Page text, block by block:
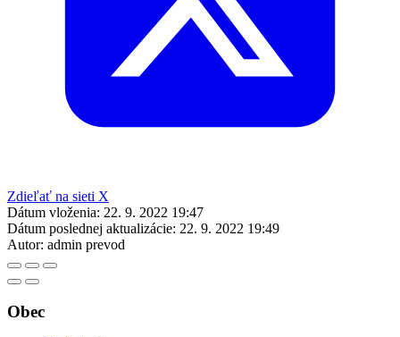
Zdieľať na sieti X
Dátum vloženia: 22. 9. 2022 19:47
Dátum poslednej aktualizácie: 22. 9. 2022 19:49
Autor: admin prevod
Obec